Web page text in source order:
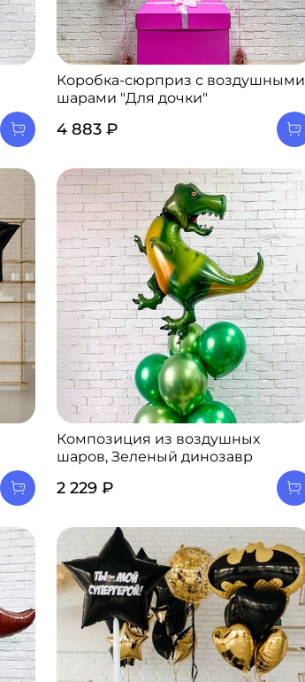
Коробка-сюрприз с воздушными
шарами "Для дочки"
4 883 ₽
Композиция из воздушных
шаров, Зеленый динозавр
2 229 ₽